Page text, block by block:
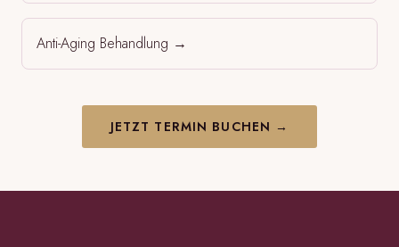
Anti-Aging Behandlung →
JETZT TERMIN BUCHEN →